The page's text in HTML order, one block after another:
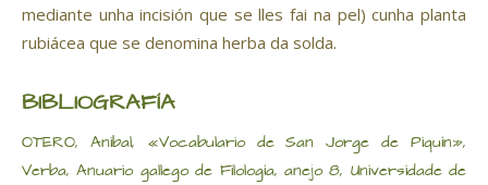
mediante unha incisión que se lles fai na pel) cunha planta
rubiácea que se denomina herba da solda.
BIBLIOGRAFÍA
OTERO, Anibal, «Vocabulario de San Jorge de Piquín»,
Verba, Anuario gallego de Filología, anejo 8, Universidade de